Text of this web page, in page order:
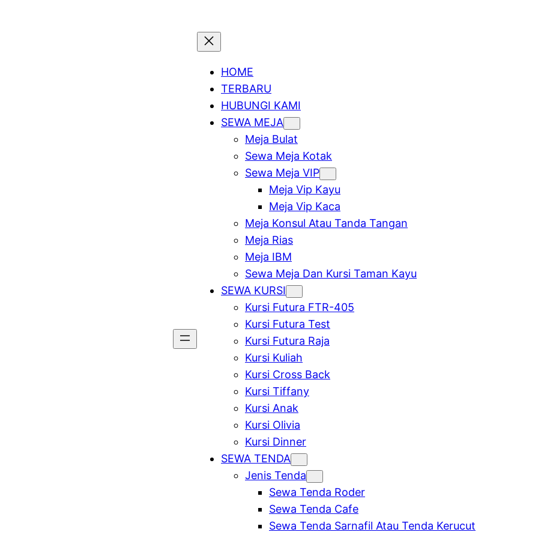
HOME
TERBARU
HUBUNGI KAMI
SEWA MEJA
Meja Bulat
Sewa Meja Kotak
Sewa Meja VIP
Meja Vip Kayu
Meja Vip Kaca
Meja Konsul Atau Tanda Tangan
Meja Rias
Meja IBM
Sewa Meja Dan Kursi Taman Kayu
SEWA KURSI
Kursi Futura FTR-405
Kursi Futura Test
Kursi Futura Raja
Kursi Kuliah
Kursi Cross Back
Kursi Tiffany
Kursi Anak
Kursi Olivia
Kursi Dinner
SEWA TENDA
Jenis Tenda
Sewa Tenda Roder
Sewa Tenda Cafe
Sewa Tenda Sarnafil Atau Tenda Kerucut